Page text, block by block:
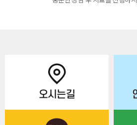
오시는길